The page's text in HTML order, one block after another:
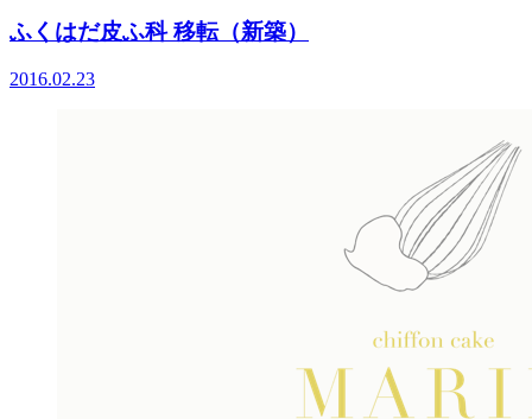
ふくはだ皮ふ科 移転（新築）
2016.02.23